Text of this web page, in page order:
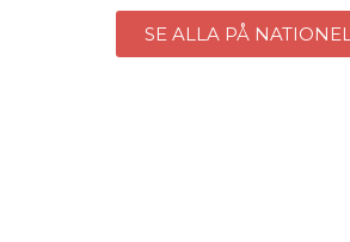
SE ALLA PÅ